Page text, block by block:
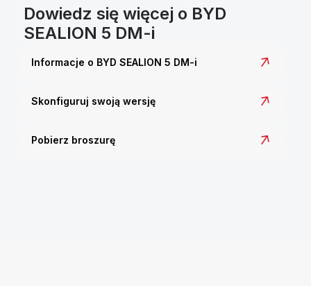
Dowiedz się więcej o BYD
SEALION 5 DM-i
Informacje o BYD SEALION 5 DM-i
Skonfiguruj swoją wersję
Pobierz broszurę